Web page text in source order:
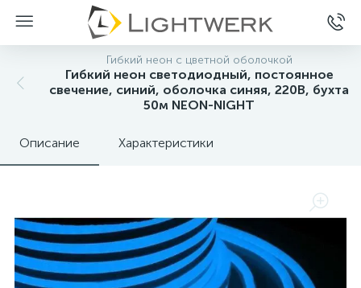
Гибкий неон с цветной оболочкой
Гибкий неон светодиодный, постоянное
свечение, синий, оболочка синяя, 220В, бухта
50м NEON-NIGHT
Описание Характеристики